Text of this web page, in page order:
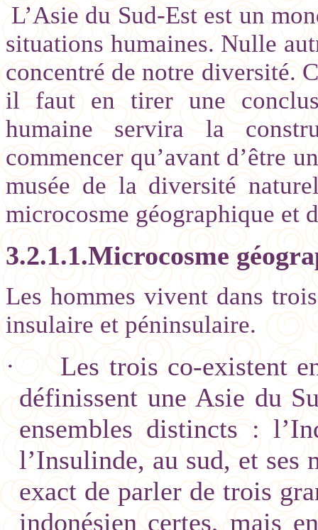
L’Asie du Sud-Est est un
situations humaines. Nulle
concentré de notre diversité.
il faut en tirer une
humaine servira la
commencer qu’avant d’être
musée de la diversité
microcosme géographique et
3.2.1.1.Microcosme
Les hommes vivent dans
insulaire et péninsulaire.
·
Les trois co-existent
définissent une Asie du
ensembles distincts :
l’Insulinde, au sud, et
exact de parler de trois
indonésien certes, mais